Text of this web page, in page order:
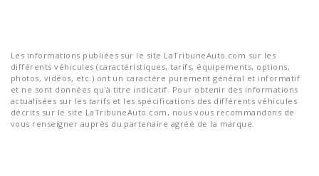
Les informations publiées sur le site LaTribuneAuto.com sur les
différents véhicules (caractéristiques, tarifs, équipements, options,
photos, vidéos, etc.) ont un caractère purement général et informatif
et ne sont données qu'à titre indicatif. Pour obtenir des informations
actualisées sur les tarifs et les spécifications des différents véhicules
décrits sur le site LaTribuneAuto.com, nous vous recommandons de
vous renseigner auprès du partenaire agréé de la marque.